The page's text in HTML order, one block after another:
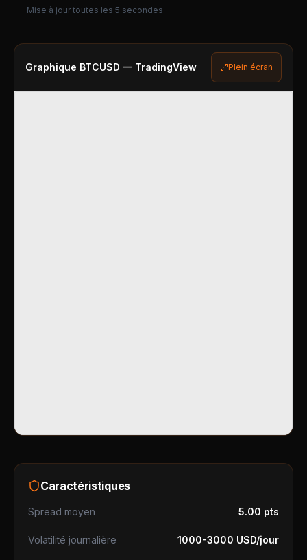
Mise à jour toutes les 5 secondes
Graphique BTCUSD — TradingView Plein écran
Caractéristiques
Spread moyen 5.00 pts
Volatilité journalière 1000-3000 USD/jour